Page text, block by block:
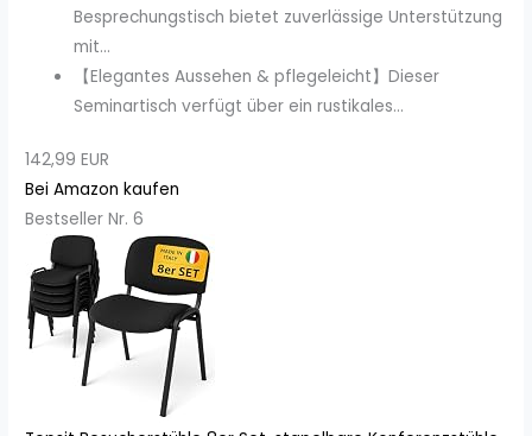
Besprechungstisch bietet zuverlässige Unterstützung
mit...
【Elegantes Aussehen & pflegeleicht】Dieser
Seminartisch verfügt über ein rustikales...
142,99 EUR
Bei Amazon kaufen
Bestseller Nr. 6